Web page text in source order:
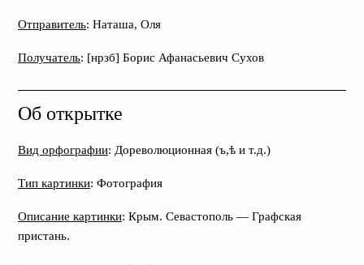
Отправитель: Наташа, Оля
Получатель: [нрзб] Борис Афанасьевич Сухов
Об открытке
Вид орфографии: Дореволюционная (ъ,ѣ и т.д.)
Тип картинки: Фотография
Описание картинки: Крым. Севастополь — Графская
пристань.